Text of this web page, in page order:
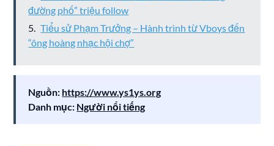
đường phố” triệu follow
Tiểu sử Phạm Trưởng – Hành trình từ Vboys đến
“ông hoàng nhạc hội chợ”
Nguồn: https://www.ys1ys.org
Danh mục: Người nổi tiếng